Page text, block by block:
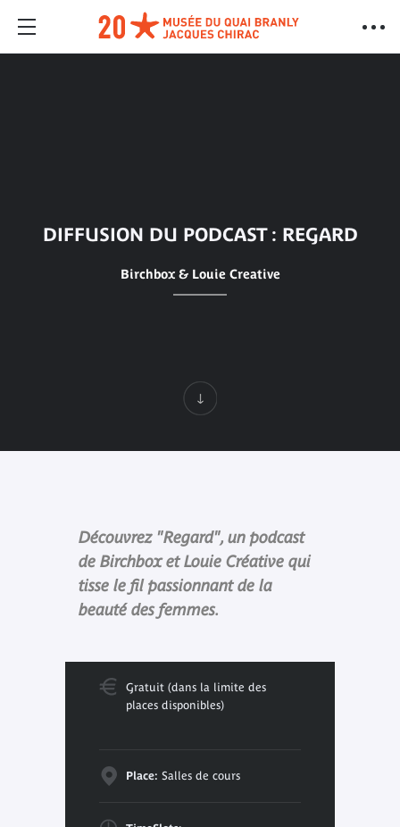
DIFFUSION DU PODCAST : REGARD
Birchbox & Louie Creative
Découvrez "Regard", un podcast
de Birchbox et Louie Créative qui
tisse le fil passionnant de la
beauté des femmes.
Gratuit (dans la limite des
places disponibles)
Place: Salles de cours